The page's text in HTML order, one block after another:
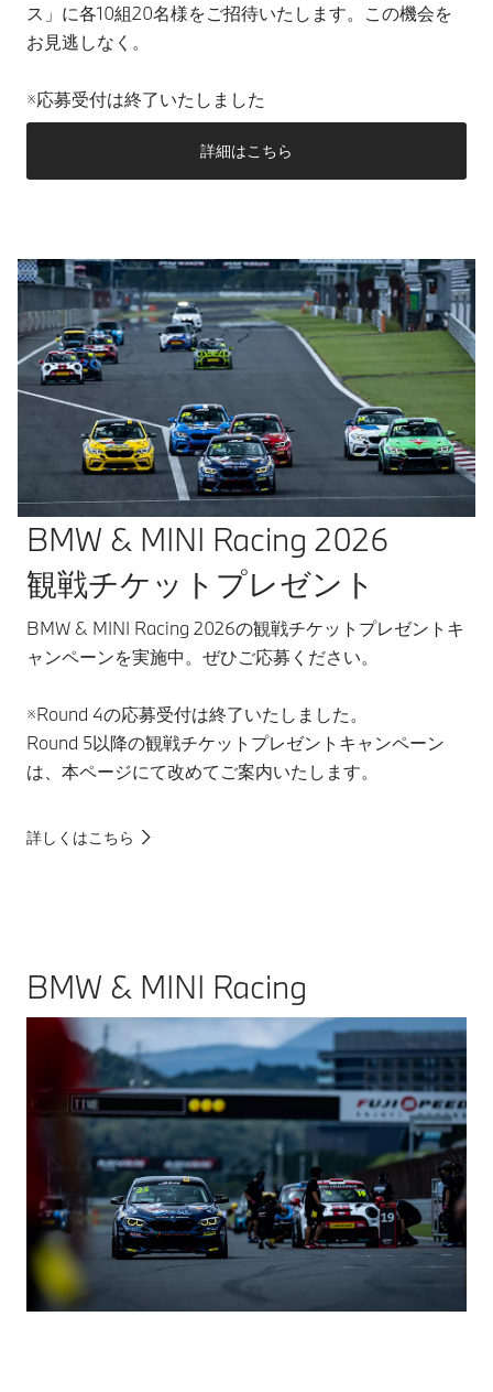
ス」に各10組20名様をご招待いたします。この機会を
お見逃しなく。
※応募受付は終了いたしました
詳細はこちら
BMW & MINI Racing 2026
観戦チケットプレゼント
BMW & MINI Racing 2026の観戦チケットプレゼントキ
ャンペーンを実施中。ぜひご応募ください。
※Round 4の応募受付は終了いたしました。
Round 5以降の観戦チケットプレゼントキャンペーン
は、本ページにて改めてご案内いたします。
詳しくはこちら
BMW & MINI Racing